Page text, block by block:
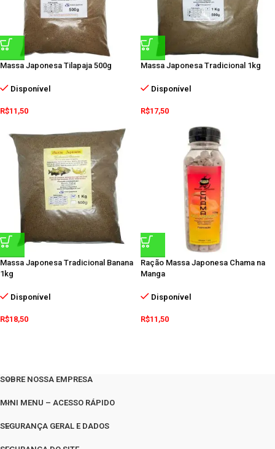
Massa Japonesa Tilapaja 500g
Disponível
R$11,50
Massa Japonesa Tradicional 1kg
Disponível
R$17,50
Massa Japonesa Tradicional Banana
1kg
Disponível
R$18,50
Ração Massa Japonesa Chama na
Manga
Disponível
R$11,50
SOBRE NOSSA EMPRESA
MINI MENU – ACESSO RÁPIDO
SEGURANÇA GERAL E DADOS